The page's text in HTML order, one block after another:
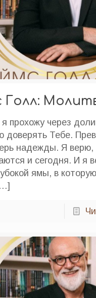
Голл:
прохожу через
доверять Тебе.
надежды. Я верю,
и сегодня. И я
ямы, в